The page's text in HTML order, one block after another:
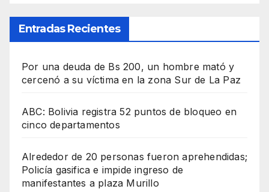
Entradas Recientes
Por una deuda de Bs 200, un hombre mató y
cercenó a su víctima en la zona Sur de La Paz
ABC: Bolivia registra 52 puntos de bloqueo en
cinco departamentos
Alrededor de 20 personas fueron aprehendidas;
Policía gasifica e impide ingreso de
manifestantes a plaza Murillo